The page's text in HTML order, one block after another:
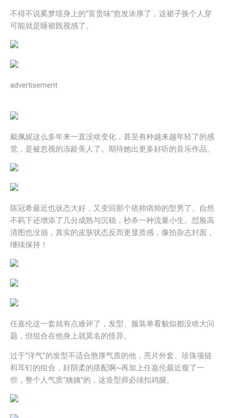
不得不说奚梦瑶身上的“富贵味”愈发浓厚了，这裙子换个人穿
可能就是睡裙既视感了。
advertisement
戴佩妮这么多年来一直没啥变化，甚至有种越来越年轻了的感
觉，是被忽视的冻龄美人了。期待她出更多好听的音乐作品。
陈冠希最近也状态大好，又变回那个痞帅痞帅的型男了。自然
不羁下还增添了几分成熟与沉稳，秒杀一种流量小生。怼脸高
清图也没崩，真实的皮肤状态反而更显质感，像拍杂志封面，
继续保持！
任嘉伦这一套就有点难评了，发型、服装单看貌似都没啥大问
题，但组合在他身上就莫名的怪异。
过于“洋气”的发型不适合憨厚气质的他，亮片外套、珍珠项链
和耳钉的组合，好阴柔的搭配啊~再加上任嘉伦最近瘦了一
些，整个人气质“姨姨”的，这造型师必须扣鸡腿。